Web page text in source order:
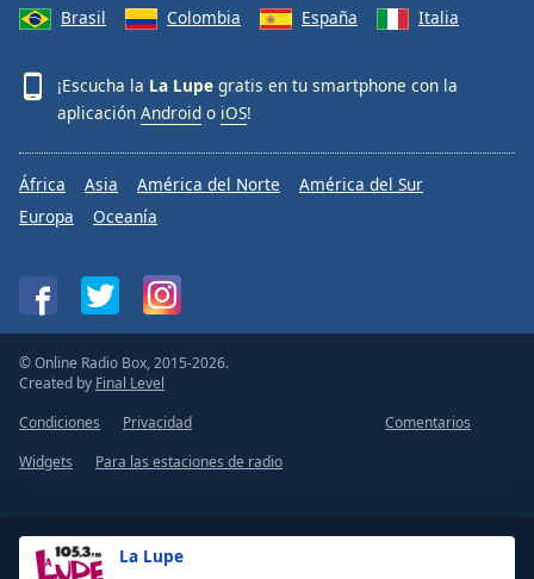
La Lupe
Brasil
Colombia España Italia
¡Escucha la La Lupe gratis en tu smartphone con la
aplicación Android o iOS!
África Asia América del Norte
América del Sur
Europa
Oceanía
© Online Radio Box, 2015-2026.
Created by Final Level
Condiciones
Privacidad
Comentarios
Widgets
Para las estaciones de radio